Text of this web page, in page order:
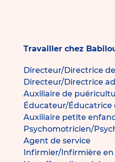
Travailler chez
Directeur/Directrice
Directeur/Directrice
Auxiliaire de
Éducateur/Éducatrice
Auxiliaire petite
Psychomotricien/
Agent de service
Infirmier/Infirmière en